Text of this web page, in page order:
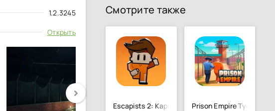
1.2.3245
Открыть
Смотрите также
Escapists 2: Карманный побегPrison Empire Tycoon－